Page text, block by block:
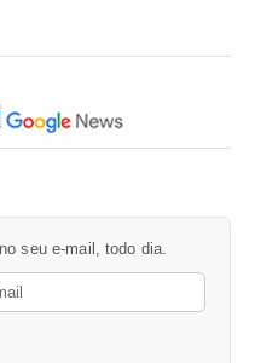
seu e-mail, todo dia.